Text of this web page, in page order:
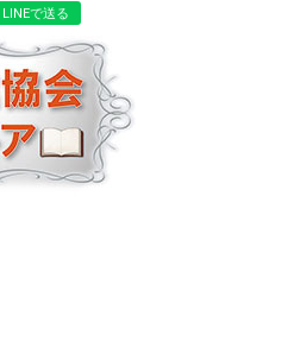
LINEで送る